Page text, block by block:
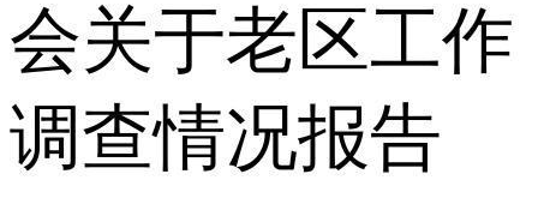
会关于老区工作
调查情况报告